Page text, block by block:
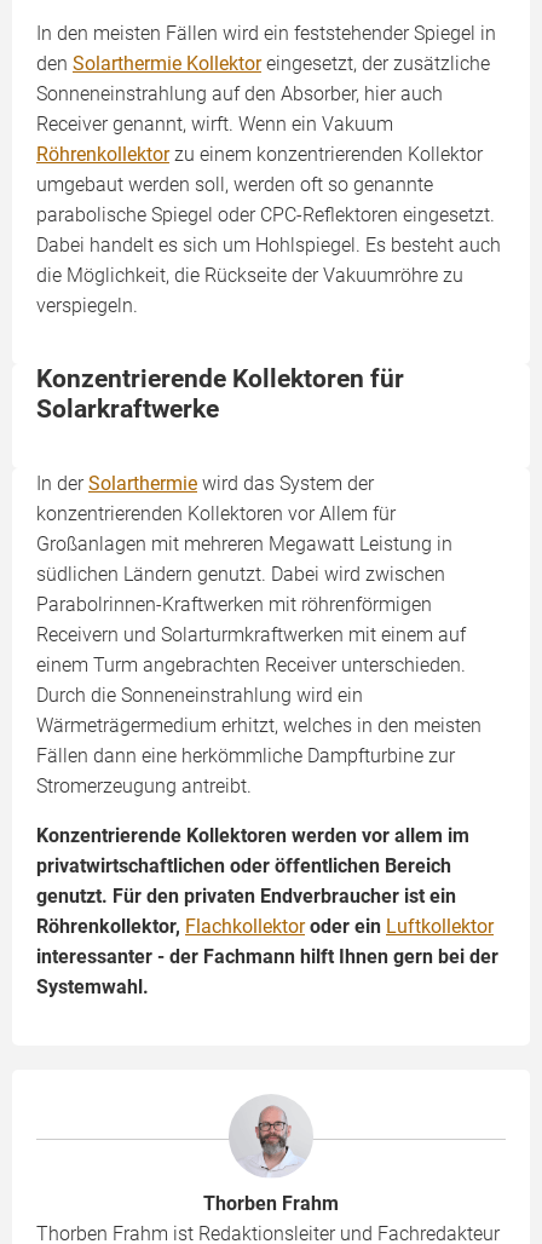
In den meisten Fällen wird ein feststehender Spiegel in
den Solarthermie Kollektoreingesetzt, der zusätzliche
Sonneneinstrahlung auf den Absorber, hier auch
Receiver genannt, wirft. Wenn ein Vakuum
Röhrenkollektorzu einem konzentrierenden Kollektor
umgebaut werden soll, werden oft so genannte
parabolische Spiegel oder CPC-Reflektoren eingesetzt.
Dabei handelt es sich um Hohlspiegel. Es besteht auch
die Möglichkeit, die Rückseite der Vakuumröhre zu
verspiegeln.
Konzentrierende Kollektoren für
Solarkraftwerke
In derSolarthermie wird das System der
konzentrierenden Kollektoren vor Allem für
Großanlagen mit mehreren Megawatt Leistung in
südlichen Ländern genutzt. Dabei wird zwischen
Parabolrinnen-Kraftwerken mit röhrenförmigen
Receivern und Solarturmkraftwerken mit einem auf
einem Turm angebrachten Receiver unterschieden.
Durch die Sonneneinstrahlung wird ein
Wärmeträgermedium erhitzt, welches in den meisten
Fällen dann eine herkömmliche Dampfturbine zur
Stromerzeugung antreibt.
Konzentrierende Kollektoren werden vor allem im
privatwirtschaftlichen oder öffentlichen Bereich
genutzt. Für den privaten Endverbraucher ist ein
Röhrenkollektor, Flachkollektoroder ein Luftkollektor
interessanter - der Fachmann hilft Ihnen gern bei der
Systemwahl.
Thorben Frahm
Thorben Frahm ist Redaktionsleiter und Fachredakteur